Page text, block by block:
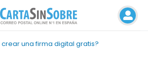
una firma digital gratis?